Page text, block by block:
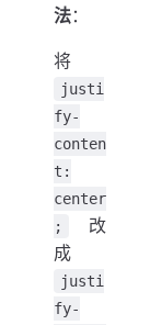
法：
将
justi
fy-
conten
t:
center
;
改
成
justi
fy-